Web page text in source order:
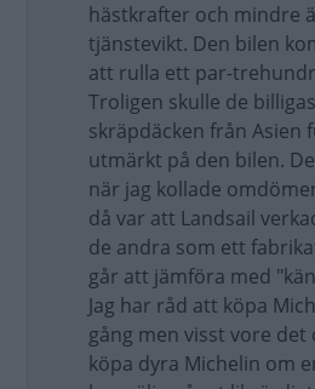
hästkrafter och mindre
tjänstevikt. Den bilen
att rulla ett par-
Troligen skulle de
skräpdäcken från Asien
utmärkt på den bilen.
när jag kollade
då var att Landsail
de andra som ett
går att jämföra med
Jag har råd att köpa
gång men visst vore det
köpa dyra Michelin om